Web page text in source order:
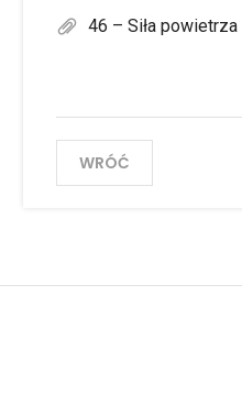
46 – Siła powietrza
WRÓĆ